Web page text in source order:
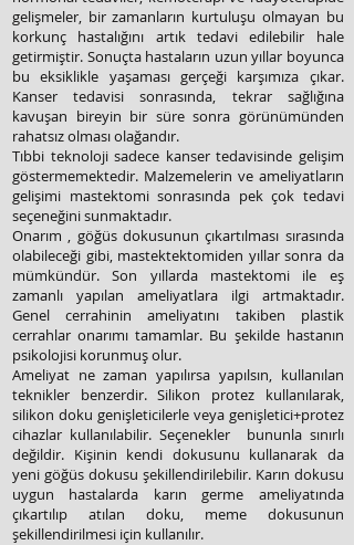
gelişmeler, bir zamanların kurtuluşu olmayan bu
korkunç hastalığını artık tedavi edilebilir hale
getirmiştir. Sonuçta hastaların uzun yıllar boyunca
bu eksiklikle yaşaması gerçeği karşımıza çıkar.
Kanser tedavisi sonrasında, tekrar sağlığına
kavuşan bireyin bir süre sonra görünümünden
rahatsız olması olağandır.
Tıbbi teknoloji sadece kanser tedavisinde gelişim
göstermemektedir. Malzemelerin ve ameliyatların
gelişimi mastektomi sonrasında pek çok tedavi
seçeneğini sunmaktadır.
Onarım , göğüs dokusunun çıkartılması sırasında
olabileceği gibi, mastektektomiden yıllar sonra da
mümkündür. Son yıllarda mastektomi ile eş
zamanlı yapılan ameliyatlara ilgi artmaktadır.
Genel cerrahinin ameliyatını takiben plastik
cerrahlar onarımı tamamlar. Bu şekilde hastanın
psikolojisi korunmuş olur.
Ameliyat ne zaman yapılırsa yapılsın, kullanılan
teknikler benzerdir. Silikon protez kullanılarak,
silikon doku genişleticilerle veya genişletici+protez
cihazlar kullanılabilir. Seçenekler bununla sınırlı
değildir. Kişinin kendi dokusunu kullanarak da
yeni göğüs dokusu şekillendirilebilir. Karın dokusu
uygun hastalarda karın germe ameliyatında
çıkartılıp atılan doku, meme dokusunun
şekillendirilmesi için kullanılır.